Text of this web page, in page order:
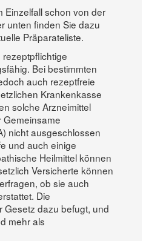
Einzelfall schon von der
unten finden Sie dazu
Präparateliste.
Bei bestimmten
auch rezeptfreie
Krankenkasse
solche Arzneimittel
Gemeinsame
nicht ausgeschlossen
und auch einige
Heilmittel können
Versicherte können
ob sie auch
Die
Gesetz dazu befugt, und
mehr als